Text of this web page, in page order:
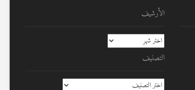
الأرشيف
الأرشيف
التصنيف
التصنيف